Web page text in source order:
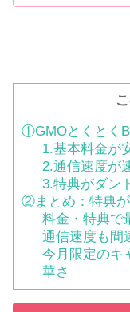
①GMOとくとく
1.基本料金が
2.通信速度が
3.特典がダン
②まとめ：特典が
料金・特典で
通信速度も間
今月限定のキ
華さ